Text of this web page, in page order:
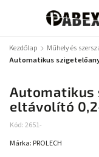
Kezdőlap / Műhely és
Automatikus
Automatikus
eltávolító
Kód:2651-
Márka: PROLECH